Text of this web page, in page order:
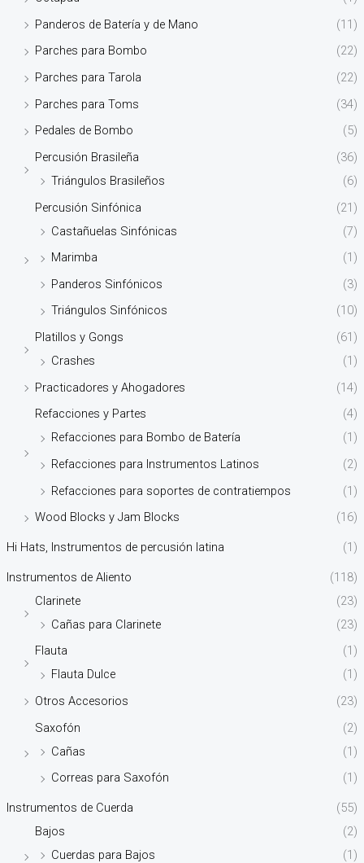
Panderos de Batería y de Mano
(11)
Parches para Bombo
(22)
Parches para Tarola
(22)
Parches para Toms
(34)
Pedales de Bombo
(5)
Percusión Brasileña
(36)
Triángulos Brasileños
(6)
Percusión Sinfónica
(21)
Castañuelas Sinfónicas
(7)
Marimba
(1)
Panderos Sinfónicos
(3)
Triángulos Sinfónicos
(10)
Platillos y Gongs
(61)
Crashes
(1)
Practicadores y Ahogadores
(14)
Refacciones y Partes
(4)
Refacciones para Bombo de Batería
(1)
Refacciones para Instrumentos Latinos
(2)
Refacciones para soportes de contratiempos
(1)
Wood Blocks y Jam Blocks
(16)
Hi Hats, Instrumentos de percusión latina (1)
Instrumentos de Aliento
(118)
Clarinete
(23)
Cañas para Clarinete
(23)
Flauta
(1)
Flauta Dulce
(1)
Otros Accesorios
(23)
Saxofón
(2)
Cañas
(1)
Correas para Saxofón
(1)
Instrumentos de Cuerda
(55)
Bajos
(2)
Cuerdas para Bajos
(1)